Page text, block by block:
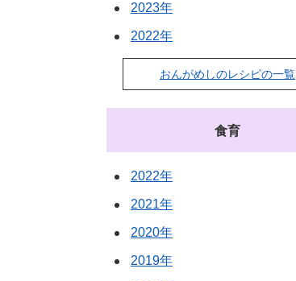
2023年
2022年
おんがめしのレシピの一覧
食育
2022年
2021年
2020年
2019年